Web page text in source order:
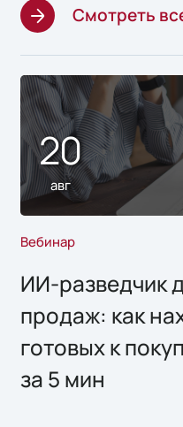
Смотреть
20
авг
Вебинар
ИИ-разведчик
продаж: как
готовых к
за 5 мин